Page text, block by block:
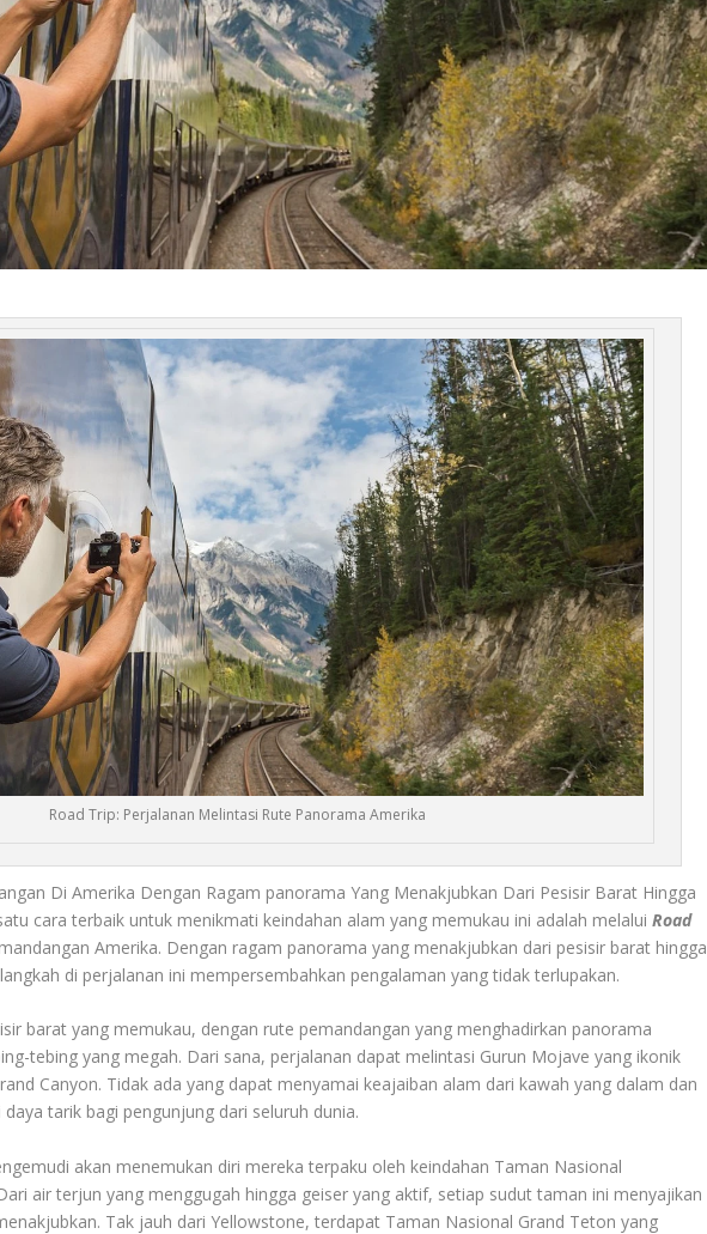
Road Trip: Perjalanan Melintasi Rute Panorama Amerika
Di Amerika Dengan Ragam panorama Yang Menakjubkan Dari Pesisir Barat Hingga
cara terbaik untuk menikmati keindahan alam yang memukau ini adalah melaluiRoad
Amerika. Dengan ragam panorama yang menakjubkan dari pesisir barat hingga
di perjalanan ini mempersembahkan pengalaman yang tidak terlupakan.
barat yang memukau, dengan rute pemandangan yang menghadirkan panorama
tebing yang megah. Dari sana, perjalanan dapat melintasi Gurun Mojave yang ikonik
Canyon. Tidak ada yang dapat menyamai keajaiban alam dari kawah yang dalam dan
tarik bagi pengunjung dari seluruh dunia.
akan menemukan diri mereka terpaku oleh keindahan Taman Nasional
air terjun yang menggugah hingga geiser yang aktif, setiap sudut taman ini menyajikan
Tak jauh dari Yellowstone, terdapat Taman Nasional Grand Teton yang